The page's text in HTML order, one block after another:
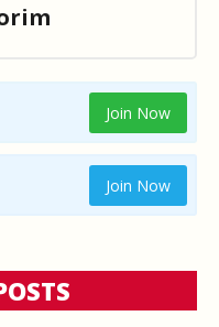
Join Now
Join Now